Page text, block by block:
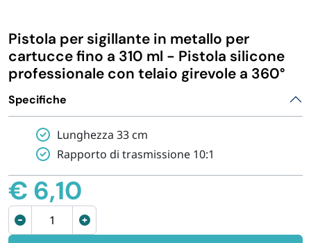
CASA E PERSONA
FERRAMENTA E LINEA AUTO
PERSONA E MEDICALI
AVVOLGENTI E CONTENITORI ALIMENTARI
PET
Pistola per sigillante in metallo per
cartucce fino a 310 ml - Pistola silicone
professionale con telaio girevole a 360°
Specifiche
Lunghezza 33 cm
Rapporto di trasmissione 10:1
€ 6,10
Pistola
per